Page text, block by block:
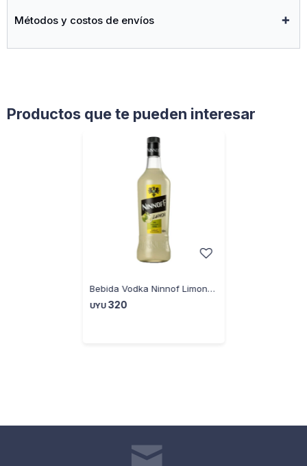
Métodos y costos de envíos
Productos que te pueden interesar
Bebida Vodka Ninnof Limon 900CC
UYU 320